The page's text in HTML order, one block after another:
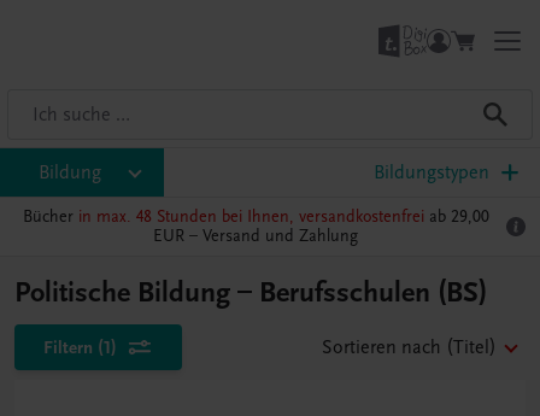
Bildung Bildungstypen
Bücher in max. 48 Stunden bei Ihnen, versandkostenfrei ab 29,00
EUR – Versand und Zahlung
Politische Bildung – Berufsschulen (BS)
Filtern (1) Sortieren nach (Titel)